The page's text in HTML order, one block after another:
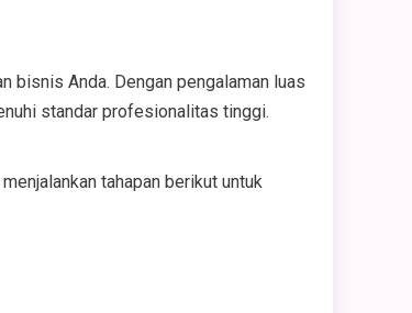
bisnis Anda. Dengan pengalaman luas
standar profesionalitas tinggi.
tahapan berikut untuk